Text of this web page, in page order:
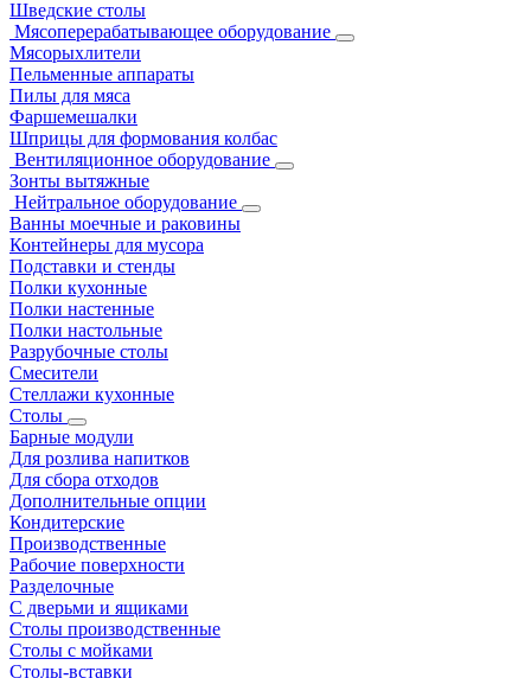
Шведские столы
Мясоперерабатывающее оборудование
Мясорыхлители
Пельменные аппараты
Пилы для мяса
Фаршемешалки
Шприцы для формования колбас
Вентиляционное оборудование
Зонты вытяжные
Нейтральное оборудование
Ванны моечные и раковины
Контейнеры для мусора
Подставки и стенды
Полки кухонные
Полки настенные
Полки настольные
Разрубочные столы
Смесители
Стеллажи кухонные
Столы
Барные модули
Для розлива напитков
Для сбора отходов
Дополнительные опции
Кондитерские
Производственные
Рабочие поверхности
Разделочные
С дверьми и ящиками
Столы производственные
Столы с мойками
Столы-вставки